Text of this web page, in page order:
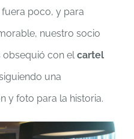
fuera poco, y para
nuestro socio
obsequió con elcartel
una
y foto para la historia.